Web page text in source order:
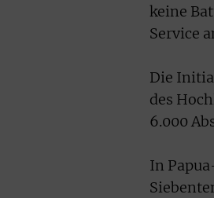
keine
Service
Die
des
6.000
In